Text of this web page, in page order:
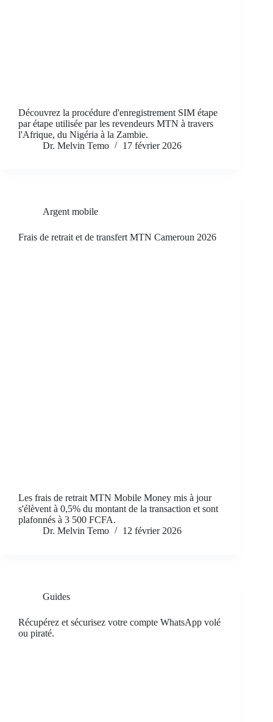
Découvrez la procédure d'enregistrement SIM étape
par étape utilisée par les revendeurs MTN à travers
l'Afrique, du Nigéria à la Zambie.
Dr. Melvin Temo
17 février 2026
Argent mobile
Frais de retrait et de transfert MTN Cameroun 2026
Les frais de retrait MTN Mobile Money mis à jour
s'élèvent à 0,5% du montant de la transaction et sont
plafonnés à 3 500 FCFA.
Dr. Melvin Temo
12 février 2026
Guides
Récupérez et sécurisez votre compte WhatsApp volé
ou piraté.